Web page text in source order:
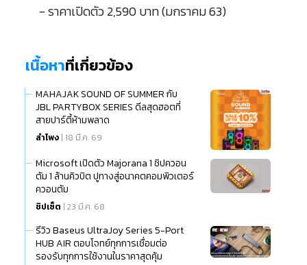
- ราคาเปิดตัว 2,590 บาท (มกราคม 63)
เนื้อหาที่เกี่ยวข้อง
MAHAJAK SOUND OF SUMMER กับ
JBL PARTYBOX SERIES ดีลสุดฮอตที่
สายปาร์ตี้ห้ามพลาด
ลำโพง | 18 มี.ค. 69
Microsoft เปิดตัว Majorana 1 ชิปควอน
ตัม 1 ล้านคิวบิต ปูทางสู่อนาคตคอมพิวเตอร์
ควอนตัม
ชิปเซ็ต | 23 มี.ค. 68
รีวิว Baseus UltraJoy Series 5-Port
HUB AIR ตอบโจทย์ทุกการเชื่อมต่อ
รองรับทุกการใช้งานในราคาสุดคุ้ม